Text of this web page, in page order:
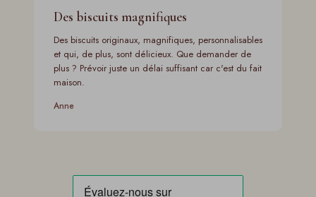
Des biscuits magnifiques
Des biscuits originaux, magnifiques, personnalisables
et qui, de plus, sont délicieux. Que demander de
plus ? Prévoir juste un délai suffisant car c'est du fait
maison.
Anne